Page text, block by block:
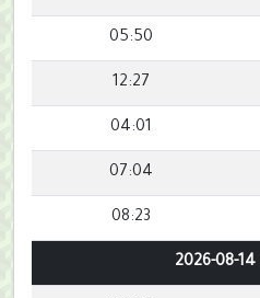
05:50
12:27
04:01
07:04
08:23